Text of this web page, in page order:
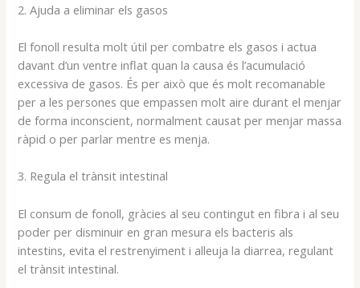
2. Ajuda a eliminar els gasos
El fonoll resulta molt útil per combatre els gasos i actua
davant d’un ventre inflat quan la causa és l’acumulació
excessiva de gasos. És per això que és molt recomanable
per a les persones que empassen molt aire durant el menjar
de forma inconscient, normalment causat per menjar massa
ràpid o per parlar mentre es menja.
3. Regula el trànsit intestinal
El consum de fonoll, gràcies al seu contingut en fibra i al seu
poder per disminuir en gran mesura els bacteris als
intestins, evita el restrenyiment i alleuja la diarrea, regulant
el trànsit intestinal.